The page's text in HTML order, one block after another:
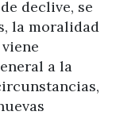
declive, se
la moralidad
a la